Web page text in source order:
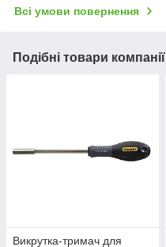
Всі умови повернення
Подібні товари компанії
Викрутка-тримач для